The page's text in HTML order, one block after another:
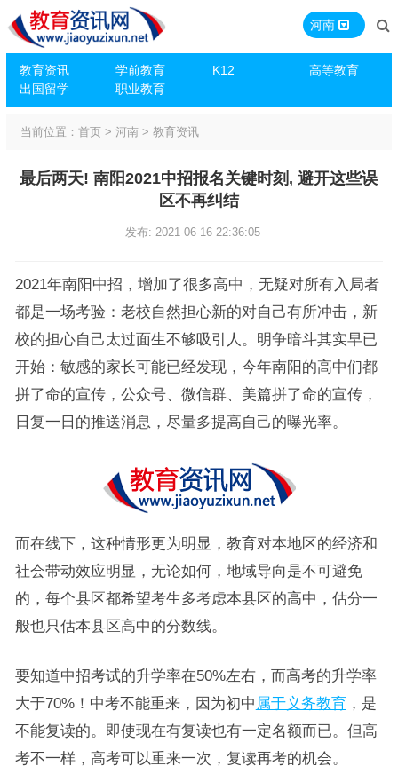
教育资讯 学前教育 K12
高等教育
出国留学
职业教育
河南
当前位置： 首页> 河南> 教育资讯
最后两天! 南阳2021中招报名关键时刻, 避开这些误
区不再纠结
发布: 2021-06-16 22:36:05
2021年南阳中招，增加了很多高中，无疑对所有入局者
都是一场考验：老校自然担心新的对自己有所冲击，新
校的担心自己太过面生不够吸引人。明争暗斗其实早已
开始：敏感的家长可能已经发现，今年南阳的高中们都
拼了命的宣传，公众号、微信群、美篇拼了命的宣传，
日复一日的推送消息，尽量多提高自己的曝光率。
而在线下，这种情形更为明显，教育对本地区的经济和
社会带动效应明显，无论如何，地域导向是不可避免
的，每个县区都希望考生多考虑本县区的高中，估分一
般也只估本县区高中的分数线。
要知道中招考试的升学率在50%左右，而高考的升学率
大于70%！中考不能重来，因为初中 属于义务教育，是
不能复读的。即使现在有复读也有一定名额而已。但高
考不一样，高考可以重来一次，复读再考的机会。